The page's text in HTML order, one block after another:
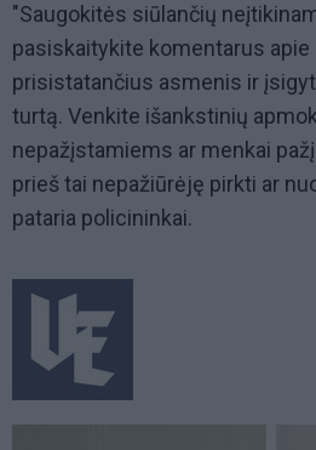
"Saugokitės siūlančių
pasiskaitykite komentarus apie
prisistatančius asmenis ir
turtą. Venkite išankstinių
nepažįstamiems ar menkai
prieš tai nepažiūrėję pirkti ar
pataria policininkai.